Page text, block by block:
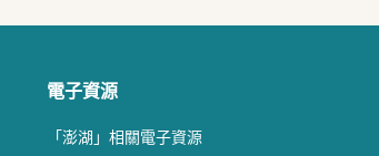
電子資源
「澎湖」相關電子資源